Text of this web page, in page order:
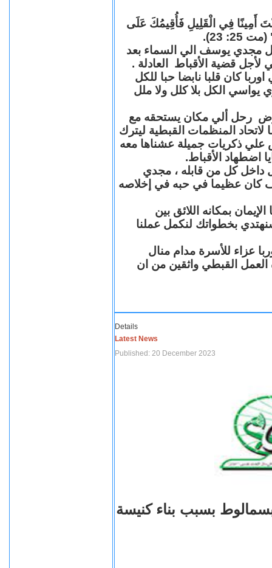
أَمِينًا فِي الْقَلِيلِ فَأُقِيمُكَ عَلَى
23).
مجدي يوسف الي السماء بعد
قضية الأقباط العادلة .
كان قلبا نابضا حبا للكل
يواسي الكل بلا كلل ولا ملل
رحل ألي مكان يستحقه مع
المنظمات القبطية ليترك
علي ذكريات جميلة عشناها معه
اضطهاد الأقباط.
داخل كل من قابله ، مجدي
عظيما في حبه في إخلاصه
بمكانه اللائق بين
بخطواتك لنكمل عملنا
عزاء للأسرة مدام منال
العمل القبطي واثقين من ان
Details
Latest News
Published: 20 December 2023
بسبب بناء كنيسة